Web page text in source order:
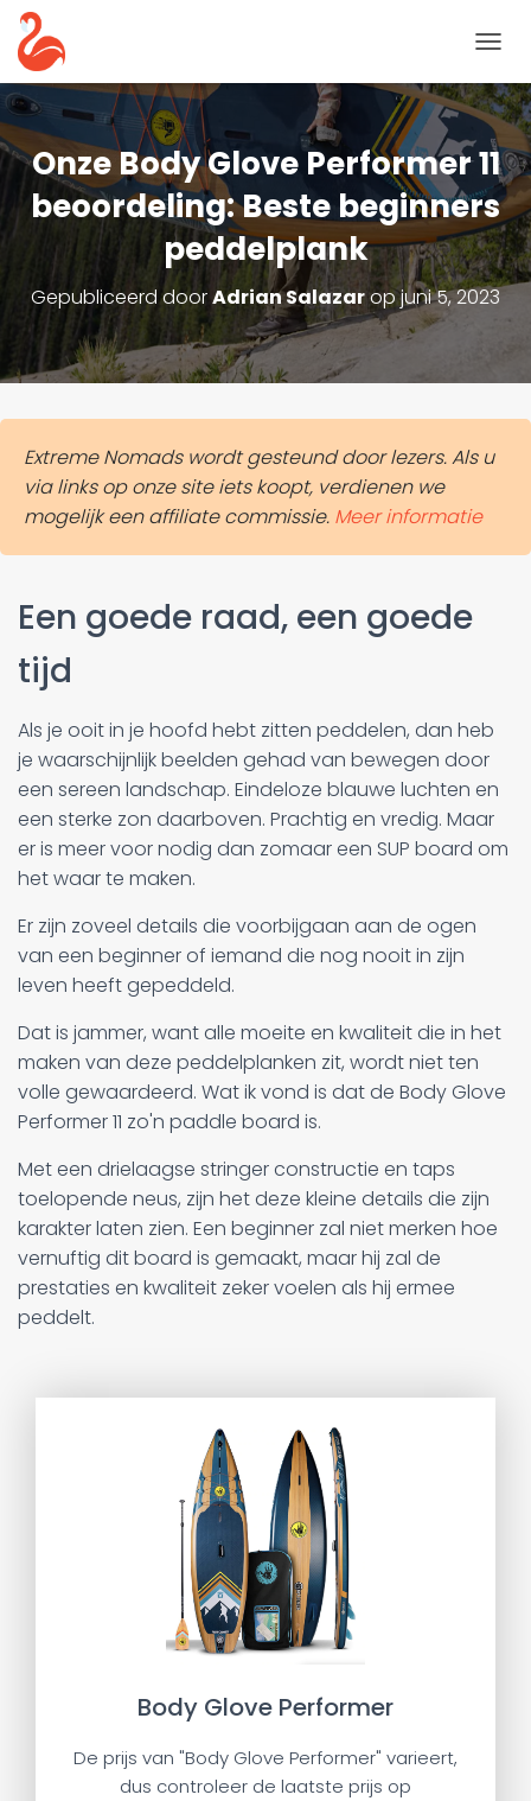
A
V
I
G
A
T
I
E
T
O
G
Onze Body Glove Performer 11
beoordeling: Beste beginners
peddelplank
Gepubliceerd doorAdrian Salazaropjuni 5, 2023
Extreme Nomads wordt gesteund door lezers. Als u
via links op onze site iets koopt, verdienen we
mogelijk een affiliate commissie. Meer informatie
Een goede raad, een goede
tijd
Als je ooit in je hoofd hebt zitten peddelen, dan heb
je waarschijnlijk beelden gehad van bewegen door
een sereen landschap. Eindeloze blauwe luchten en
een sterke zon daarboven. Prachtig en vredig. Maar
er is meer voor nodig dan zomaar een SUP board om
het waar te maken.
Er zijn zoveel details die voorbijgaan aan de ogen
van een beginner of iemand die nog nooit in zijn
leven heeft gepeddeld.
Dat is jammer, want alle moeite en kwaliteit die in het
maken van deze peddelplanken zit, wordt niet ten
volle gewaardeerd. Wat ik vond is dat de Body Glove
Performer 11 zo'n paddle board is.
Met een drielaagse stringer constructie en taps
toelopende neus, zijn het deze kleine details die zijn
karakter laten zien. Een beginner zal niet merken hoe
vernuftig dit board is gemaakt, maar hij zal de
prestaties en kwaliteit zeker voelen als hij ermee
peddelt.
Body Glove Performer
De prijs van "Body Glove Performer" varieert,
dus controleer de laatste prijs op